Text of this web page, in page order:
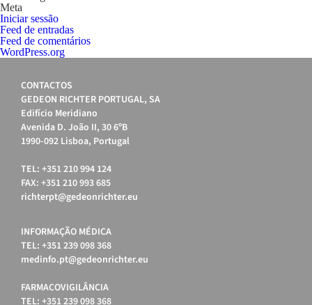
Meta
Iniciar sessão
Feed de entradas
Feed de comentários
WordPress.org
CONTACTOS
GEDEON RICHTER PORTUGAL, SA
Edifício Meridiano
Avenida D. João II, 30 6ºB
1990-092 Lisboa, Portugal
TEL: +351 210 994 124
FAX: +351 210 993 685
richterpt@gedeonrichter.eu
INFORMAÇÃO MÉDICA
TEL: +351 239 098 368
medinfo.pt@gedeonrichter.eu
FARMACOVIGILÂNCIA
TEL: +351 239 098 368